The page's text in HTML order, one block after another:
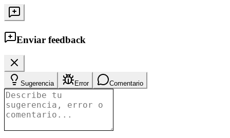
Enviar feedback
Sugerencia Error Comentario